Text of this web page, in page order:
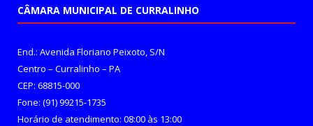
CÂMARA MUNICIPAL DE CURRALINHO
End.: Avenida Floriano Peixoto, S/N
Centro – Curralinho – PA
CEP: 68815-000
Fone: (91) 99215-1735
Horário de atendimento: 08:00 às 13:00